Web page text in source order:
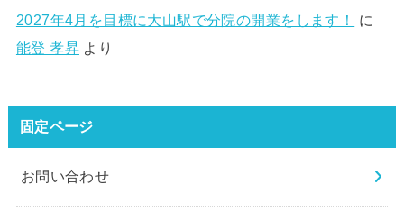
2027年4月を目標に大山駅で分院の開業をします！
に
能登 孝昇より
固定ページ
お問い合わせ